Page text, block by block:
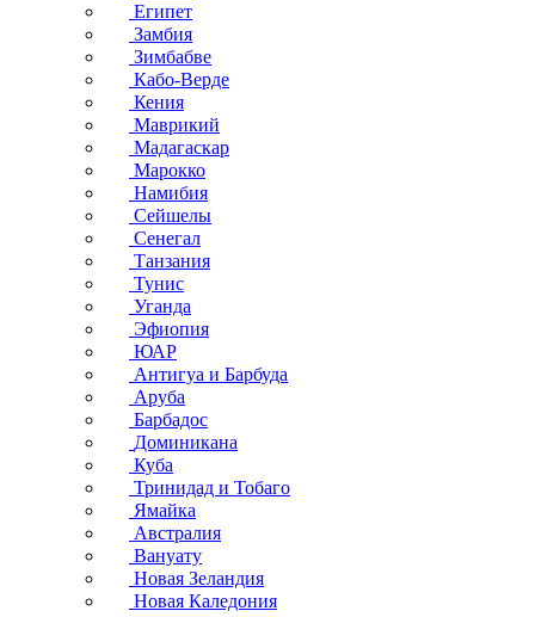
Египет
Замбия
Зимбабве
Кабо-Верде
Кения
Маврикий
Мадагаскар
Марокко
Намибия
Сейшелы
Сенегал
Танзания
Тунис
Уганда
Эфиопия
ЮАР
Антигуа и Барбуда
Аруба
Барбадос
Доминикана
Куба
Тринидад и Тобаго
Ямайка
Австралия
Вануату
Новая Зеландия
Новая Каледония